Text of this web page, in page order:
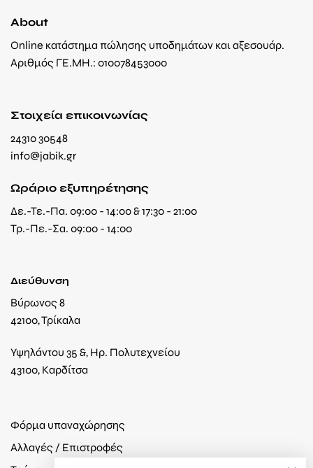
About
Online κατάστημα πώλησης υποδημάτων και αξεσουάρ.
Αριθμός ΓΕ.ΜΗ.: 010078453000
Στοιχεία επικοινωνίας
24310 30548
info@jabik.gr
Ωράριο εξυπηρέτησης
Δε.-Τε.-Πα. 09:00 - 14:00 & 17:30 - 21:00
Τρ.-Πε.-Σα. 09:00 - 14:00
Διεύθυνση
Βύρωνος 8
42100, Τρίκαλα
Υψηλάντου 35 &, Ηρ. Πολυτεχνείου
43100, Καρδίτσα
Φόρμα υπαναχώρησης
Αλλαγές / Επιστροφές